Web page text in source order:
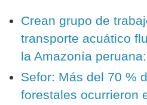
Crean grupo de
transporte acuático
la Amazonía
Sefor: Más del 70 %
forestales ocurrieron